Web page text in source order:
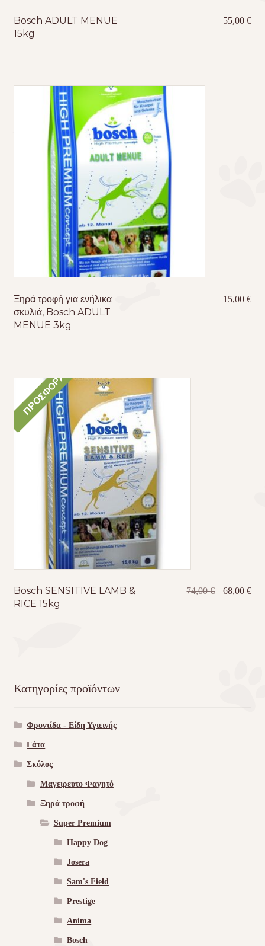
Bosch ADULT MENUE
15kg
55,00€
Ξηρά τροφή για ενήλικα
σκυλιά, Bosch ADULT
MENUE 3kg
15,00€
Bosch SENSITIVE LAMB &
RICE 15kg
74,00€
Original
68,00€Η
ΠΡΟΣΦΟΡΆ!
Κατηγορίες προϊόντων
Φροντίδα - Είδη Υγιεινής
Γάτα
Σκύλος
Μαγειρευτο Φαγητό
Ξηρά τροφή
Super Premium
Happy Dog
Josera
Sam's Field
Prestige
Anima
Bosch